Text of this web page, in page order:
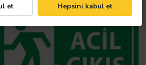
et Hepsini kabul et